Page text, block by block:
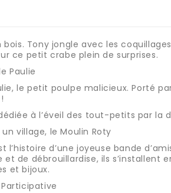
bois. Tony jongle avec les
ce petit crabe plein de surprises.
Paulie
le petit poulpe malicieux. Porté
à l’éveil des tout-petits par la
village, le Moulin Roty
l’histoire d’une joyeuse bande
et de débrouillardise, ils s’installent
et bijoux.